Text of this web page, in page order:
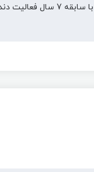
دندانپزشک حیوانات کوچک در بیمارستان